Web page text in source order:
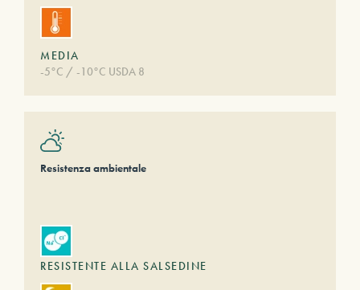
MEDIA
-5°C / -10°C USDA 8
Resistenza ambientale
RESISTENTE ALLA SALSEDINE